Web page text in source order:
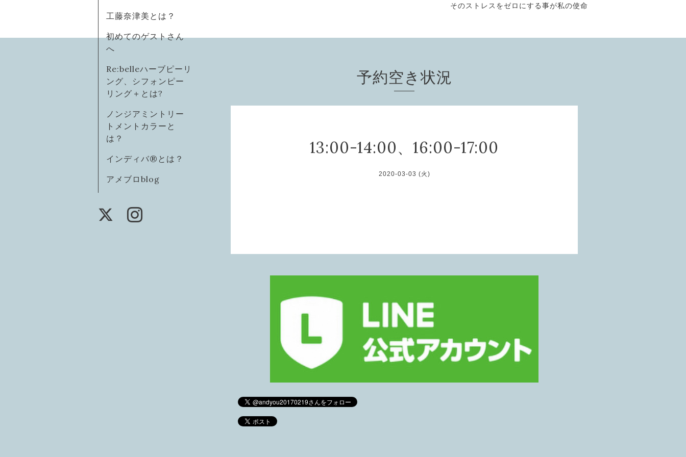
そのストレスをゼロにする事が私の使命
工藤奈津美とは？
初めてのゲストさん
へ
Re:belleハーブピーリ
ング、シフォンピー
リング＋とは?
ノンジアミントリー
トメントカラーと
は？
インディバ®️とは？
アメブロblog
予約空き状況
13:00-14:00、16:00-17:00
2020-03-03 (火)